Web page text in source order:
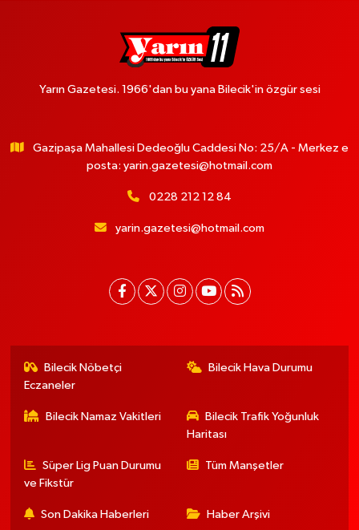
Yarın Gazetesi. 1966'dan bu yana Bilecik'in özgür sesi
Gazipaşa Mahallesi Dedeoğlu Caddesi No: 25/A - Merkez e
posta: yarin.gazetesi@hotmail.com
0228 212 12 84
yarin.gazetesi@hotmail.com
Bilecik Nöbetçi
Eczaneler
Bilecik Hava Durumu
Bilecik Namaz Vakitleri
Bilecik Trafik Yoğunluk
Haritası
Süper Lig Puan Durumu
ve Fikstür
Tüm Manşetler
Son Dakika Haberleri Haber Arşivi